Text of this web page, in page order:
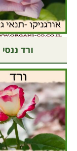
ורד ננסי